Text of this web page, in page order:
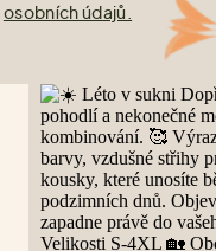
osobních údajů.